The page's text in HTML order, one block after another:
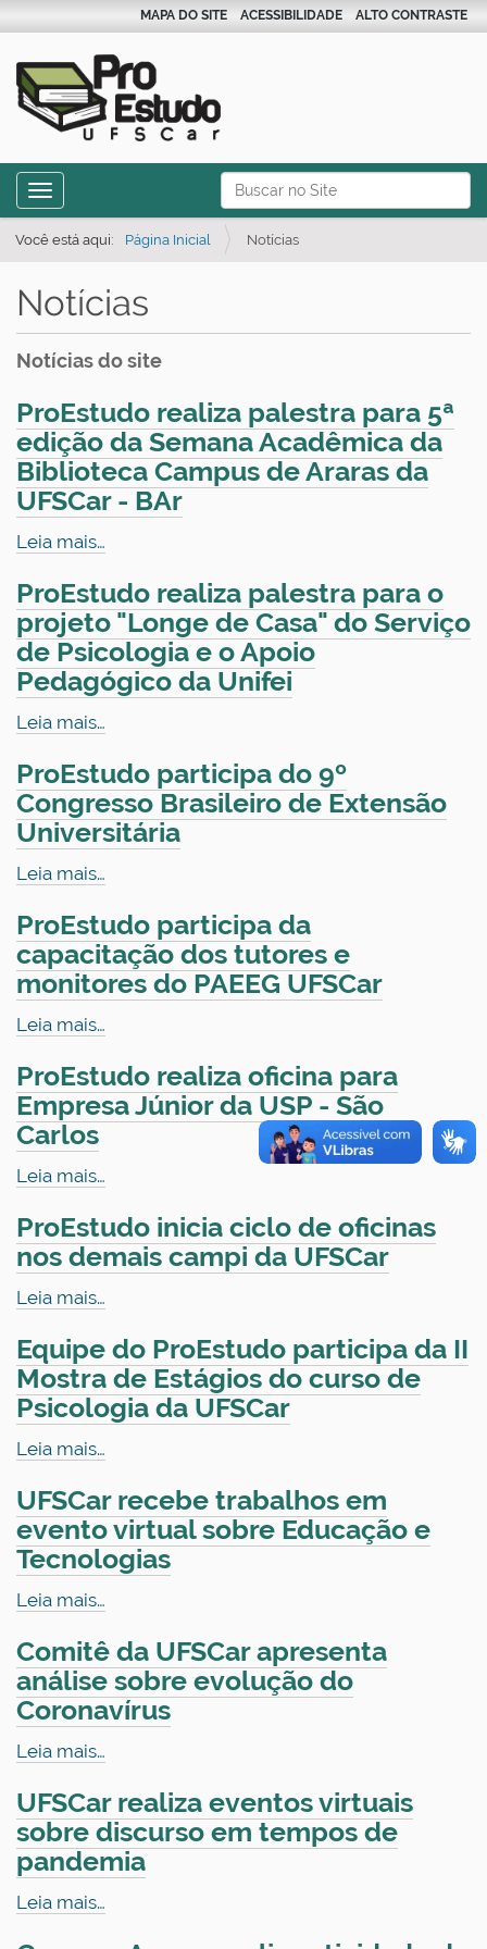
Busca
Busca Avançada…
MAPA DO SITE ACESSIBILIDADE ALTO CONTRASTE
Toggle navigation
Você está aqui: Página Inicial Notícias
Notícias
Notícias do site
ProEstudo realiza palestra para 5ª
edição da Semana Acadêmica da
Biblioteca Campus de Araras da
UFSCar - BAr
Leia mais…
ProEstudo realiza palestra para o
projeto "Longe de Casa" do Serviço
de Psicologia e o Apoio
Pedagógico da Unifei
Leia mais…
ProEstudo participa do 9º
Congresso Brasileiro de Extensão
Universitária
Leia mais…
ProEstudo participa da
capacitação dos tutores e
monitores do PAEEG UFSCar
Leia mais…
ProEstudo realiza oficina para
Empresa Júnior da USP - São
Carlos
Leia mais…
ProEstudo inicia ciclo de oficinas
nos demais campi da UFSCar
Leia mais…
Equipe do ProEstudo participa da II
Mostra de Estágios do curso de
Psicologia da UFSCar
Leia mais…
UFSCar recebe trabalhos em
evento virtual sobre Educação e
Tecnologias
Leia mais…
Comitê da UFSCar apresenta
análise sobre evolução do
Coronavírus
Leia mais…
UFSCar realiza eventos virtuais
sobre discurso em tempos de
pandemia
Leia mais…